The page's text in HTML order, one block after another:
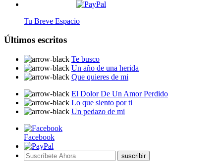
Tu Breve Espacio
Últimos escritos
Te busco
Un año de una herida
Que quieres de mi
El Dolor De Un Amor Perdido
Lo que siento por ti
Un pedazo de mi
Facebook
suscribir